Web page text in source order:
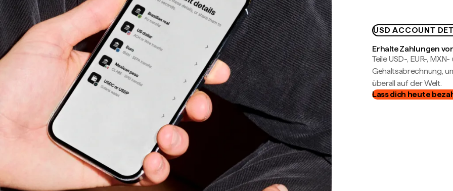
USD ACCOUNT
Erhalte Zahlungen
Teile USD-, EUR-,
Gehaltsabrechnung,
überall auf der Welt.
Lass dich heute